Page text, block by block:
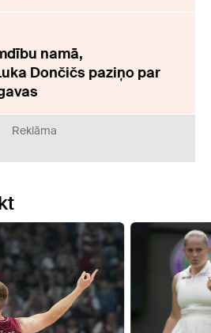
namā,
Dončičs paziņo par
Reklāma